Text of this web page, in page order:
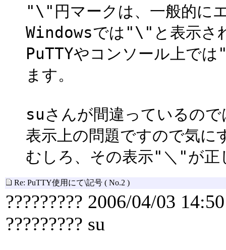
"\"円マークは、一般的に
Windowsでは"\"と表示さ
PuTTYやコンソール上で
ます。
suさんが間違っているの
表示上の問題ですので気に
むしろ、その表示"＼"が正
Re: PuTTY使用にて\記号 ( No.2 )
????????? 2006/04/03 14:50
????????? su